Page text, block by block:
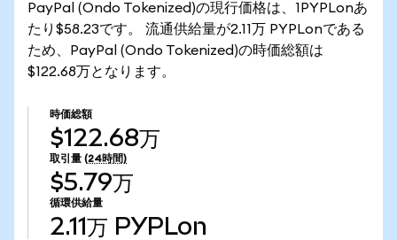
PayPal (Ondo Tokenized)の現行価格は、1PYPLonあ
たり$58.23です。 流通供給量が2.11万 PYPLonである
ため、PayPal (Ondo Tokenized)の時価総額は
$122.68万となります。
時価総額
$122.68万
取引量 (24時間)
$5.79万
循環供給量
2.11万 PYPLon